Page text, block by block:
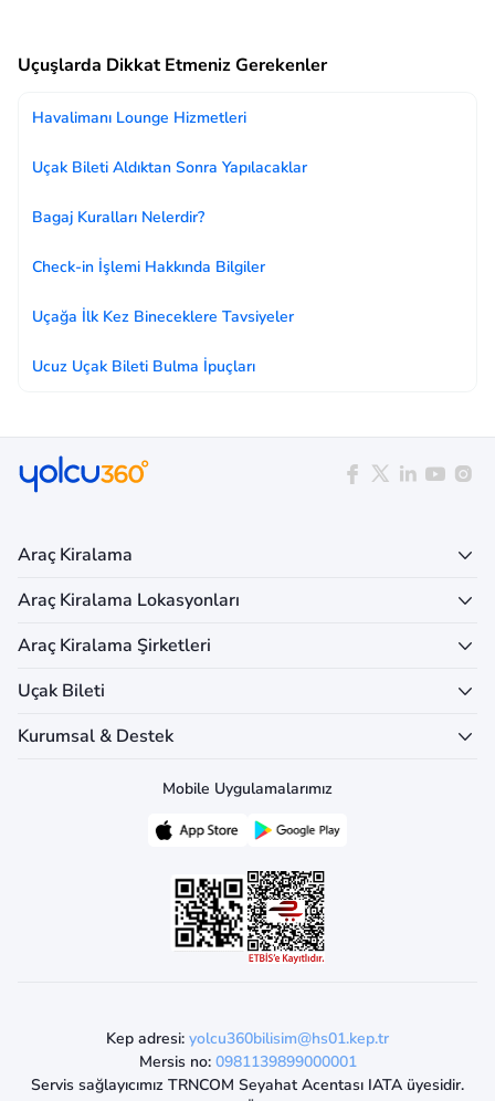
Uçuşlarda Dikkat Etmeniz Gerekenler
Havalimanı Lounge Hizmetleri
Uçak Bileti Aldıktan Sonra Yapılacaklar
Bagaj Kuralları Nelerdir?
Check-in İşlemi Hakkında Bilgiler
Uçağa İlk Kez Bineceklere Tavsiyeler
Ucuz Uçak Bileti Bulma İpuçları
Araç Kiralama
Araç Kiralama Lokasyonları
Araç Kiralama Şirketleri
Uçak Bileti
Kurumsal & Destek
Mobile Uygulamalarımız
Kep adresi: yolcu360bilisim@hs01.kep.tr
Mersis no: 0981139899000001
Servis sağlayıcımız TRNCOM Seyahat Acentası IATA üyesidir.